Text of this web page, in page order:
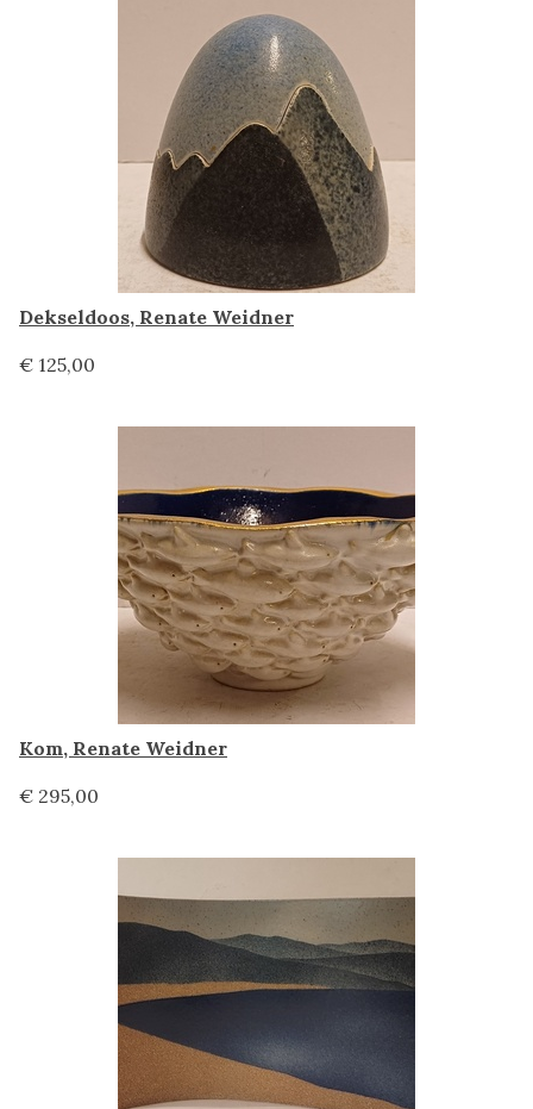
Dekseldoos, Renate Weidner
€ 125,00
Kom, Renate Weidner
€ 295,00